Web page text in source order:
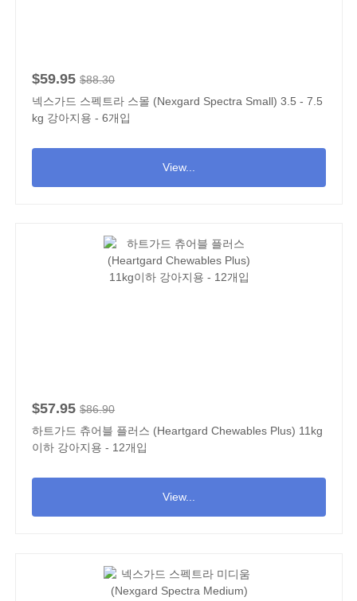
$59.95 $88.30
넥스가드 스펙트라 스몰 (Nexgard Spectra Small) 3.5 - 7.5
kg 강아지용 - 6개입
View...
$57.95 $86.90
하트가드 츄어블 플러스 (Heartgard Chewables Plus) 11kg
이하 강아지용 - 12개입
View...